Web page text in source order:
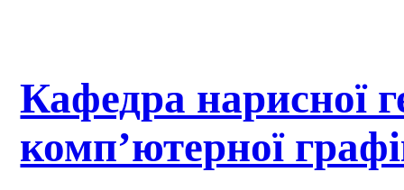
Кафедра нарисної
комп’ютерної